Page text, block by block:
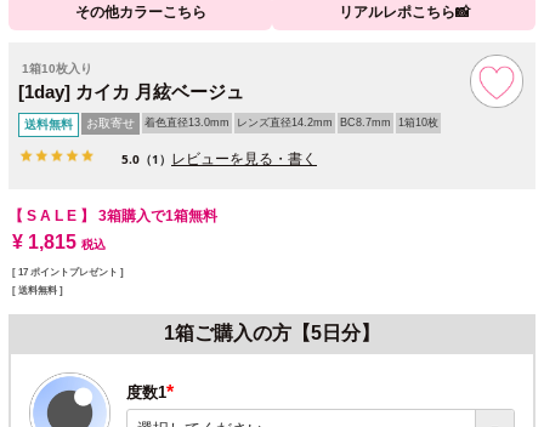
その他カラーこちら リアルレポこちら📸
1箱10枚入り
[1day] カイカ 月絃ベージュ
送料無料 お取寄せ 着色直径13.0mm レンズ直径14.2mm BC8.7mm 1箱10枚
5.0 （1） レビューを見る・書く
【 S A L E 】 3箱購入で1箱無料
¥ 1,815 税込
[ 17 ポイントプレゼント ]
送料無料
1箱ご購入の方【5日分】
度数1
(必